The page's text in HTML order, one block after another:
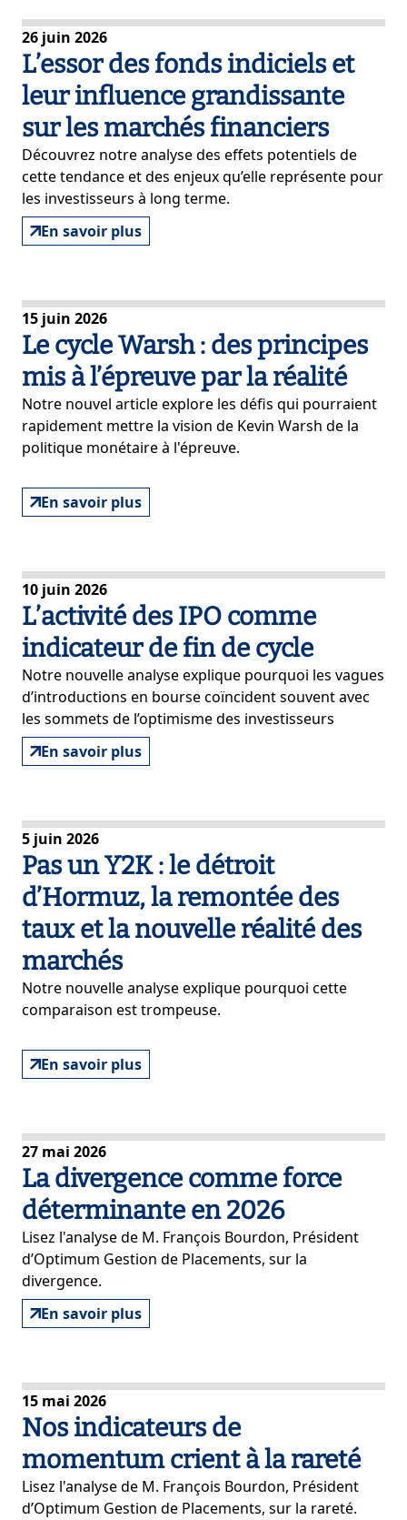
26 juin 2026
L’essor des fonds indiciels et
leur influence grandissante
sur les marchés financiers
Découvrez notre analyse des effets potentiels de
cette tendance et des enjeux qu’elle représente pour
les investisseurs à long terme.
En savoir plus
15 juin 2026
Le cycle Warsh : des principes
mis à l’épreuve par la réalité
Notre nouvel article explore les défis qui pourraient
rapidement mettre la vision de Kevin Warsh de la
politique monétaire à l'épreuve.
En savoir plus
10 juin 2026
L’activité des IPO comme
indicateur de fin de cycle
Notre nouvelle analyse explique pourquoi les vagues
d’introductions en bourse coïncident souvent avec
les sommets de l’optimisme des investisseurs
En savoir plus
5 juin 2026
Pas un Y2K : le détroit
d’Hormuz, la remontée des
taux et la nouvelle réalité des
marchés
Notre nouvelle analyse explique pourquoi cette
comparaison est trompeuse.
En savoir plus
27 mai 2026
La divergence comme force
déterminante en 2026
Lisez l'analyse de M. François Bourdon, Président
d’Optimum Gestion de Placements, sur la
divergence.
En savoir plus
15 mai 2026
Nos indicateurs de
momentum crient à la rareté
Lisez l'analyse de M. François Bourdon, Président
d’Optimum Gestion de Placements, sur la rareté.